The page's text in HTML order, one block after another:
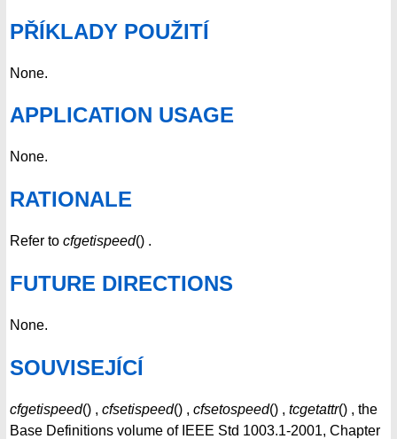
PŘÍKLADY POUŽITÍ
None.
APPLICATION USAGE
None.
RATIONALE
Refer to cfgetispeed() .
FUTURE DIRECTIONS
None.
SOUVISEJÍCÍ
cfgetispeed() , cfsetispeed() , cfsetospeed() , tcgetattr() , the
Base Definitions volume of IEEE Std 1003.1-2001, Chapter